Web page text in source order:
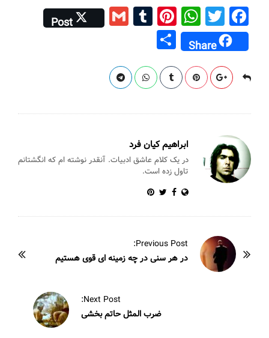
F
a
c
e
b
o
o
k
T
wi
tt
er
W
h
at
s
A
p
Pi
nt
er
e
st
T
u
bl
r
G
m
Post
Share
h
ar
e
ابراهیم کیان فرد
در یک کلام عاشق ادبیات. آنقدر نوشته ام که انگشتانم
تاول زده است.
Previous Post:
در هر سنی در چه زمینه ای قوی هستیم
Next Post:
ضرب المثل حاتم بخشی